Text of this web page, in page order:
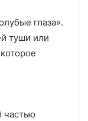
глаза».
туши или
частью